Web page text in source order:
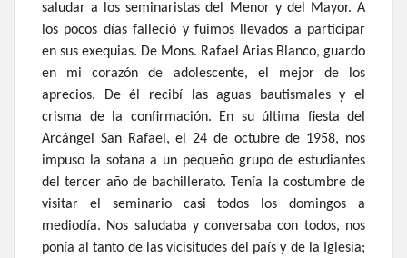
saludar a los seminaristas del Menor y del Mayor. A
los pocos días falleció y fuimos llevados a participar
en sus exequias. De Mons. Rafael Arias Blanco, guardo
en mi corazón de adolescente, el mejor de los
aprecios. De él recibí las aguas bautismales y el
crisma de la confirmación. En su última fiesta del
Arcángel San Rafael, el 24 de octubre de 1958, nos
impuso la sotana a un pequeño grupo de estudiantes
del tercer año de bachillerato. Tenía la costumbre de
visitar el seminario casi todos los domingos a
mediodía. Nos saludaba y conversaba con todos, nos
ponía al tanto de las vicisitudes del país y de la Iglesia;